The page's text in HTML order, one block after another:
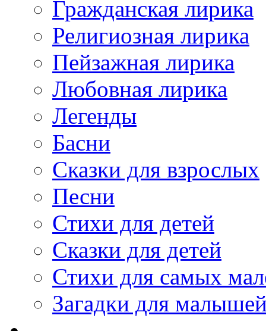
Гражданская лирика
Религиозная лирика
Пейзажная лирика
Любовная лирика
Легенды
Басни
Сказки для взрослых
Песни
Стихи для детей
Сказки для детей
Стихи для самых
Загадки для